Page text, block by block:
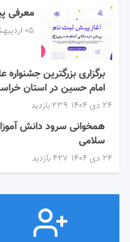
معرفی
۰۵ اردیبهشت ۱۴۰۵
برگزاری بزرگترین
امام حسین در استان
۲۴ دی ۱۴۰۴ 239 بازدید
همخوانی سرود دانش
سلامی
۲۴ دی ۱۴۰۴ 427 بازدید